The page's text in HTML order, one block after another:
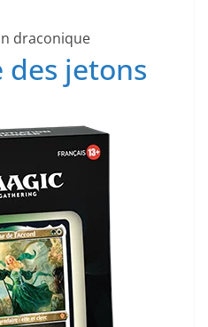
draconique
jetons